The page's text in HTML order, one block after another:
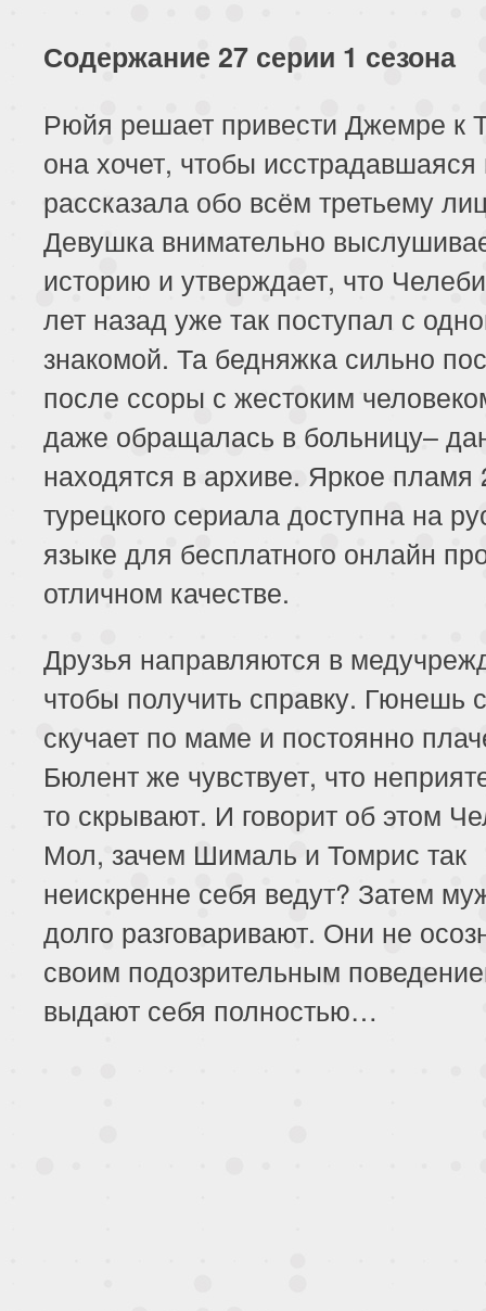
Содержание 27 серии 1 сезона
Рюйя решает привести Джемре к
она хочет, чтобы исстрадавшаяся
рассказала обо всём третьему
Девушка внимательно
историю и утверждает, что
лет назад уже так поступал с
знакомой. Та бедняжка сильно
после ссоры с жестоким
даже обращалась в больницу–
находятся в архиве. Яркое пламя
турецкого сериала доступна на
языке для бесплатного онлайн
отличном качестве.
Друзья направляются в
чтобы получить справку. Гюнешь
скучает по маме и постоянно
Бюлент же чувствует, что
то скрывают. И говорит об этом
Мол, зачем Шималь и Томрис так
неискренне себя ведут? Затем
долго разговаривают. Они не
своим подозрительным
выдают себя полностью…